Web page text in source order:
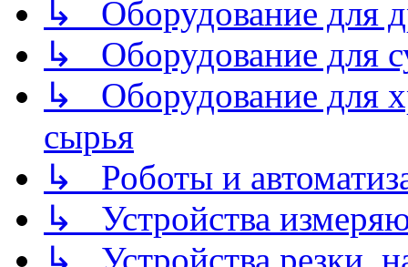
↳ Оборудование для
↳ Оборудование для
↳ Оборудование для
сырья
↳ Роботы и
↳ Устройства